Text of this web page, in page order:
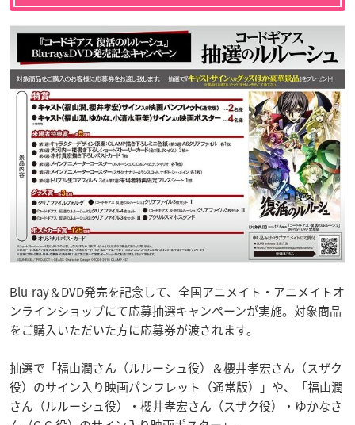
Blu-ray＆DVD発売を記念して、全国アニメイト・アニメイトオ
ンラインショップにて応募抽選キャンペーンが実施。対象商品
をご購入いただいた方に応募券が渡されます。
抽選で「福山潤さん（ルルーシュ役）＆櫻井孝宏さん（スザク
役）のサイン入り映画パンフレット（通常版）」や、「福山潤
さん（ルルーシュ役）・櫻井孝宏さん（スザク役）・ゆかなさ